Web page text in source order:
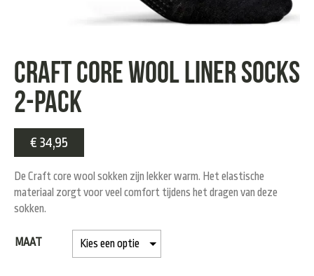
Craft core wool liner socks
2-pack
€ 34,95
De Craft core wool sokken zijn lekker warm. Het elastische
materiaal zorgt voor veel comfort tijdens het dragen van deze
sokken.
MAAT